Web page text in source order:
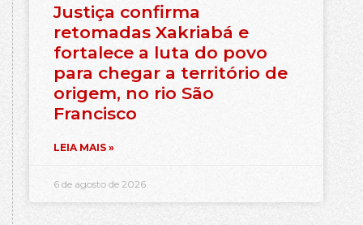
Justiça confirma
retomadas Xakriabá e
fortalece a luta do povo
para chegar a território de
origem, no rio São
Francisco
LEIA MAIS »
6 de agosto de 2026